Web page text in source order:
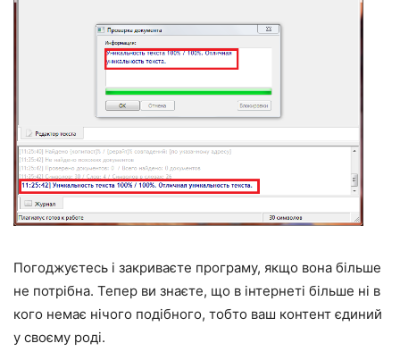
Погоджуєтесь і закриваєте програму, якщо вона більше
не потрібна. Тепер ви знаєте, що в інтернеті більше ні в
кого немає нічого подібного, тобто ваш контент єдиний
у своєму роді.